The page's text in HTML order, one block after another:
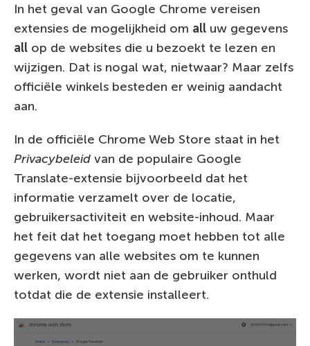
In het geval van Google Chrome vereisen
extensies de mogelijkheid om all uw gegevens
all op de websites die u bezoekt te lezen en
wijzigen. Dat is nogal wat, nietwaar? Maar zelfs
officiële winkels besteden er weinig aandacht
aan.
In de officiële Chrome Web Store staat in het
Privacybeleid van de populaire Google
Translate-extensie bijvoorbeeld dat het
informatie verzamelt over de locatie,
gebruikersactiviteit en website-inhoud. Maar
het feit dat het toegang moet hebben tot alle
gegevens van alle websites om te kunnen
werken, wordt niet aan de gebruiker onthuld
totdat die de extensie installeert.